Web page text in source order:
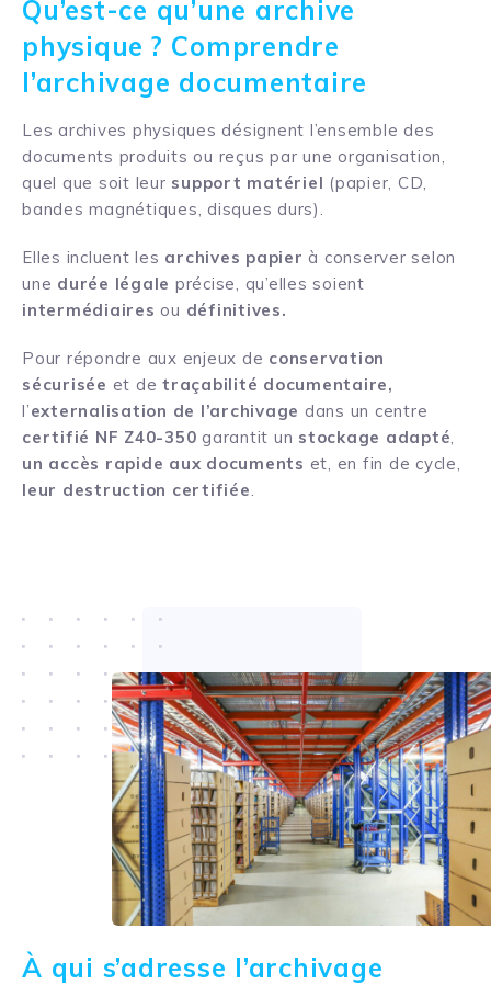
Qu’est-ce qu’une archive
physique ? Comprendre
l’archivage documentaire
Les archives physiques désignent l’ensemble des
documents produits ou reçus par une organisation,
quel que soit leur support matériel (papier, CD,
bandes magnétiques, disques durs).
Elles incluent les archives papier à conserver selon
une durée légale précise, qu’elles soient
intermédiaires ou définitives.
Pour répondre aux enjeux de conservation
sécurisée et de traçabilité documentaire,
l’externalisation de l’archivage dans un centre
certifié NF Z40-350 garantit un stockage adapté
un accès rapide aux documents et, en fin de cycle,
leur destruction certifiée
À qui s’adresse l’archivage